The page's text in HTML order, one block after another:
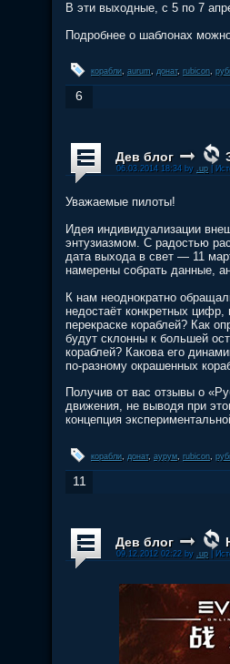
В эти выходные, с 5 по 7
Подробнее о шаблонах
корабли, aurum, донат, rubicon,
6
Дев блог
06.03.2014 18:34 by .up|
Уважаемые пилоты!
Идея индивидуализации
энтузиазмом. С радостью
дата выхода в свет — 11
намерены собрать данные,
К нам неоднократно
недостаёт конкретных
перекраске кораблей? Как
будут склонны к большей
кораблей? Какова его
по-разному окрашенных
Получив от вас отзывы о
движения, не выводя при
концепция
корабли донат, аурум, rubicon
11
Дев блог
09.12.2012 02:22 by .up|